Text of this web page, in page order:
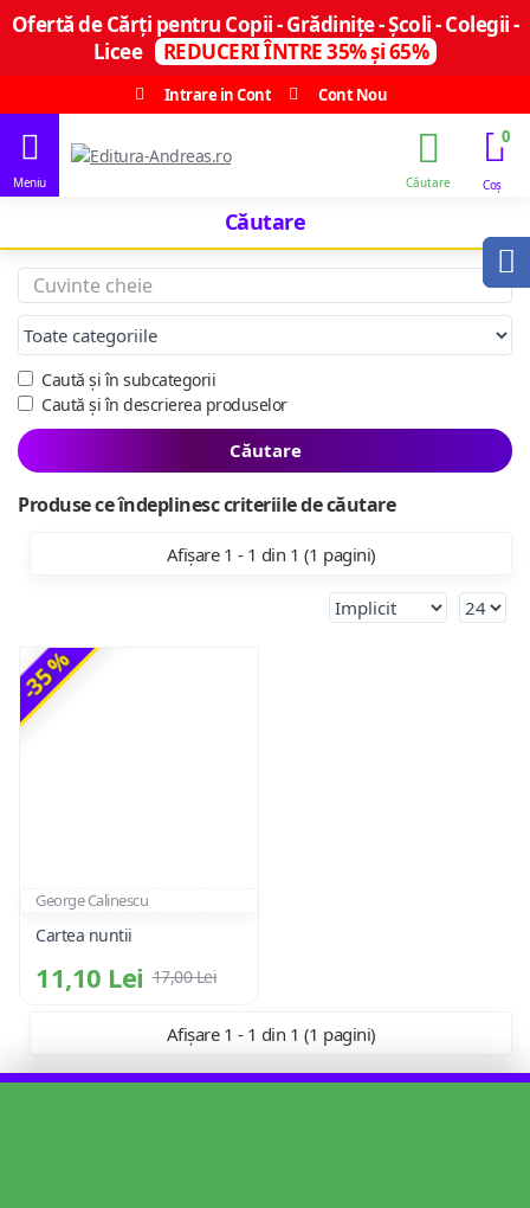
Ofertă de Cărți pentru Copii - Grădinițe - Școli - Colegii -
Licee
REDUCERI ÎNTRE 35% și 65%
Intrare in Cont
Cont Nou
0
Căutare
Caută și în subcategorii
Caută și în descrierea produselor
Căutare
Produse ce îndeplinesc criteriile de căutare
Afișare 1 - 1 din 1 (1 pagini)
-35 %
George Calinescu
Cartea nuntii
11,10 Lei 17,00 Lei
Afișare 1 - 1 din 1 (1 pagini)